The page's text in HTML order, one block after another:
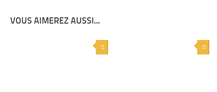
VOUS AIMEREZ AUSSI...
0 0